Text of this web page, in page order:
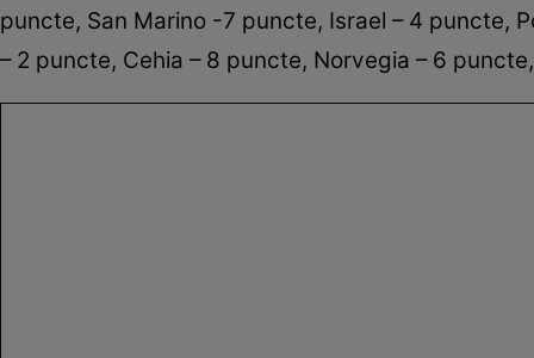
puncte, San Marino -7 puncte, Israel – 4 puncte,
– 2 puncte, Cehia – 8 puncte, Norvegia – 6